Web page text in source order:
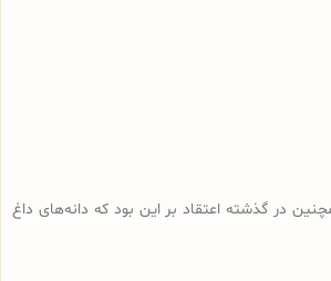
در گذشته اعتقاد بر این بود که دانه‌های داغ